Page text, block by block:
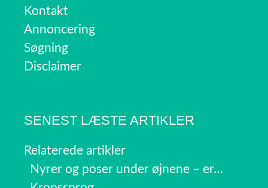
Kontakt
Annoncering
Søgning
Disclaimer
SENEST LÆSTE ARTIKLER
Relaterede artikler
Nyrer og poser under øjnene – er…